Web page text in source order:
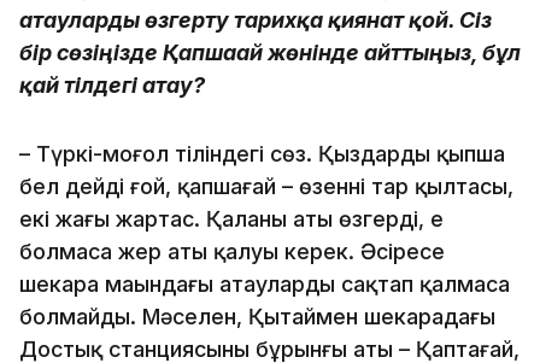
атауларды өзгерту тарихқа қиянат қой. Сіз
бір сөзіңізде Қапшағай жөнінде айттыңыз, бұл
қай тілдегі атау?
– Түркі-моңғол тіліндегі сөз. Қыздарды қыпша
бел дейді ғой, қапшағай – өзеннің тар қылтасы,
екі жағы жартас. Қаланың аты өзгерді, ең
болмаса жер аты қалуы керек. Әсіресе
шекара маңындағы атауларды сақтап қалмаса
болмайды. Мәселен, Қытаймен шекарадағы
Достық станциясының бұрынғы аты – Қаптағай,